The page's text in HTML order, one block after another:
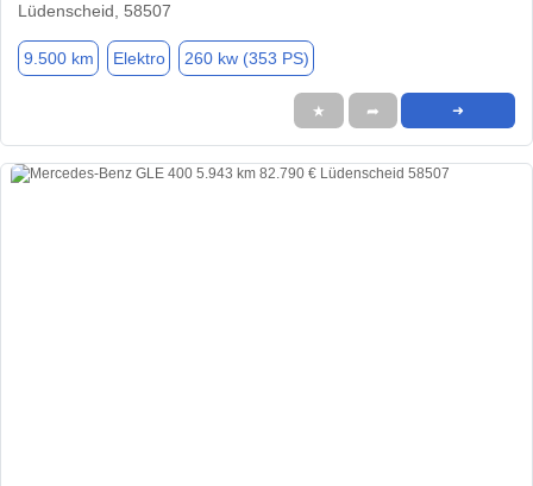
Lüdenscheid, 58507
9.500 km Elektro 260 kw (353 PS)
★ ➦ ➜